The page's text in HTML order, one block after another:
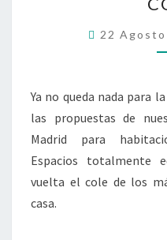
22 Agosto
Ya no queda nada para
las propuestas de
Madrid para
Espacios totalmente
vuelta el cole de los
casa.